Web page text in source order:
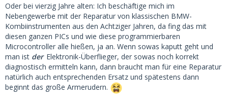
Oder bei vierzig Jahre alten: Ich beschäftige mich im
Nebengewerbe mit der Reparatur von klassischen BMW-
Kombiinstrumenten aus den Achtziger Jahren, da fing das mit
diesen ganzen PICs und wie diese programmierbaren
Microcontroller alle hießen, ja an. Wenn sowas kaputt geht und
man ist der Elektronik-Überflieger, der sowas noch korrekt
diagnostisch ermitteln kann, dann braucht man für eine Reparatur
natürlich auch entsprechenden Ersatz und spätestens dann
beginnt das große Armerudern.